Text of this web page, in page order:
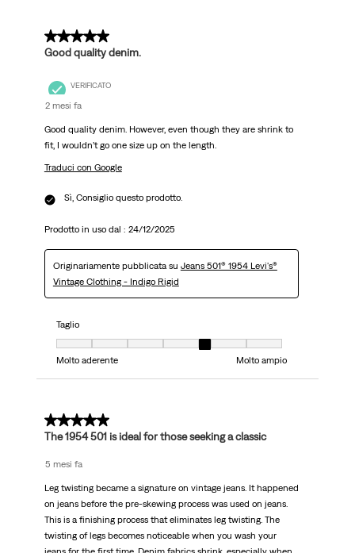
5 su 5 stelle.
Good quality denim.
VERIFICATO
2 mesi fa
Good quality denim. However, even though they are shrink to
fit, I wouldn’t go one size up on the length.
Traduci con Google
Sì, Consiglio questo prodotto.
Prodotto in uso dal : 24/12/2025
Originariamente pubblicata su Jeans 501® 1954 Levi's®
Vintage Clothing - Indigo Rigid
Taglio
Taglio, 5 su 7, dove 1 è uguale a Molto aderente e 7 è uguale a Molto
Molto aderente
Molto ampio
5 su 5 stelle.
The 1954 501 is ideal for those seeking a classic
5 mesi fa
Leg twisting became a signature on vintage jeans. It happened
on jeans before the pre-skewing process was used on jeans.
This is a finishing process that eliminates leg twisting. The
twisting of legs becomes noticeable when you wash your